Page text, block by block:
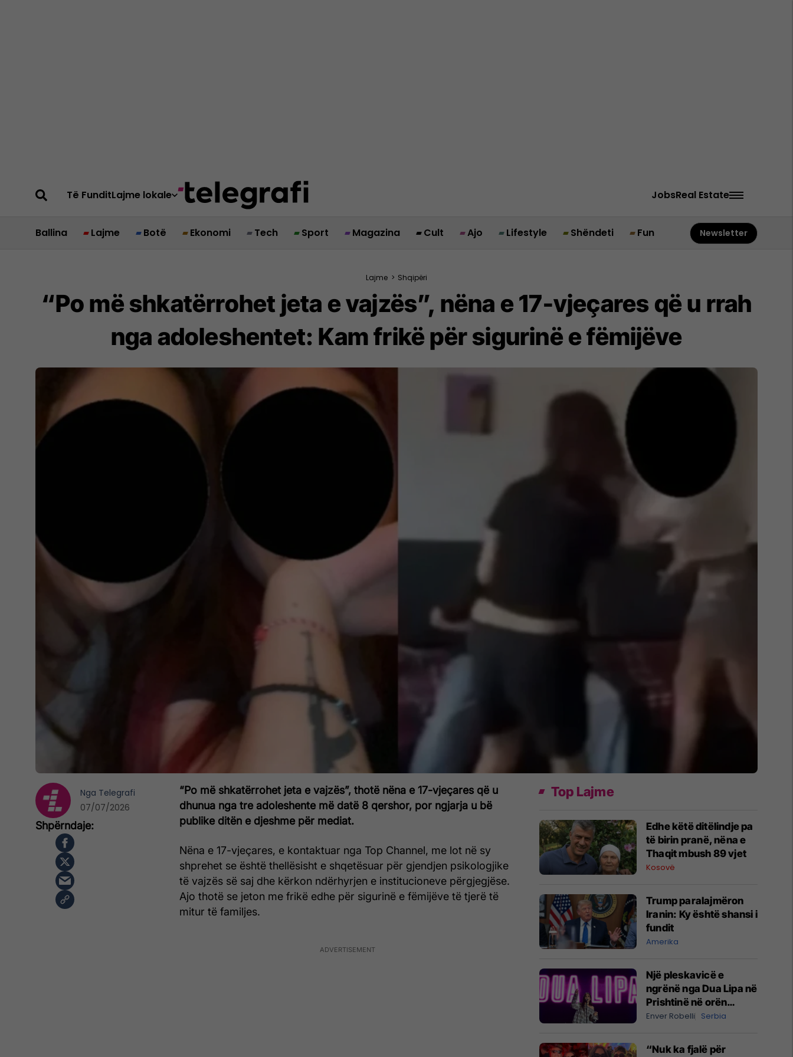
Të FunditLajme lokale JobsReal Estate
Ballina Lajme Botë Ekonomi Tech Sport Magazina Cult Ajo Lifestyle Shëndeti Fun Newsletter
Lajme > Shqipëri
“Po më shkatërrohet jeta e vajzës”, nëna e 17-vjeçares që u rrah
nga adoleshentet: Kam frikë për sigurinë e fëmijëve
“Po më shkatërrohet jeta e vajzës”, thotë nëna e 17-vjeçares që u
dhunua nga tre adoleshente më datë 8 qershor, por ngjarja u bë
publike ditën e djeshme për mediat.
Nëna e 17-vjeçares, e kontaktuar nga Top Channel, me lot në sy
shprehet se është thellësisht e shqetësuar për gjendjen psikologjike
të vajzës së saj dhe kërkon ndërhyrjen e institucioneve përgjegjëse.
Ajo thotë se jeton me frikë edhe për sigurinë e fëmijëve të tjerë të
mitur të familjes.
Nga Telegrafi
07/07/2026
Top Lajme
Edhe këtë ditëlindje pa
të birin pranë, nëna e
Thaqit mbush 89 vjet
Kosovë
Trump paralajmëron
Iranin: Ky është shansi i
fundit
Amerika
Një pleskavicë e
ngrënë nga Dua Lipa në
Prishtinë në orën
04:28 të mëngjesit -
shpall gjendjen e luftës
Enver Robelli Serbia
“Nuk ka fjalë për